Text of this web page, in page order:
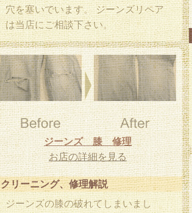
穴を塞いでいます。 ジーンズリペア
は当店にご相談下さい。
ジーンズ 膝 修理
お店の詳細を見る
クリーニング、修理解説
ジーンズの膝の破れてしまいまし